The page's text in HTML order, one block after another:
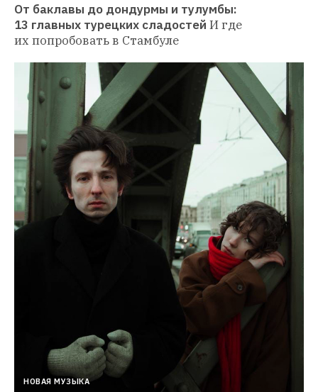
От баклавы до дондурмы и тулумбы:
13 главных турецких сладостей И где
их попробовать в Стамбуле
НОВАЯ МУЗЫКА